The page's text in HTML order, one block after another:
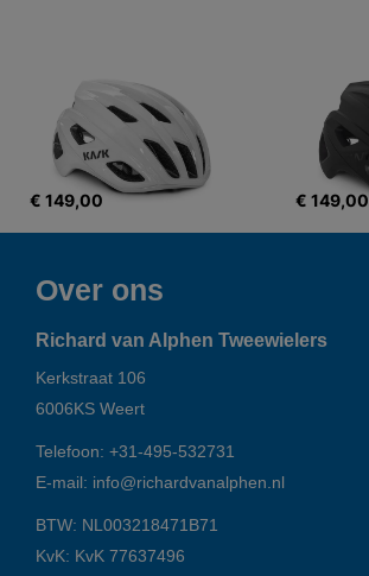
€ 149,00 € 149,00
Over ons
Richard van Alphen Tweewielers
Kerkstraat 106
6006KS Weert
Telefoon: +31-495-532731
E-mail: info@richardvanalphen.nl
BTW: NL003218471B71
KvK: KvK 77637496